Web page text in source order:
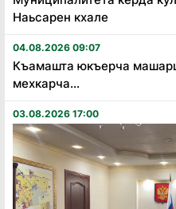
Наьсарен кхале
04.08.2026 09:07
Къамашта юкъерча
мехкарча...
03.08.2026 17:00